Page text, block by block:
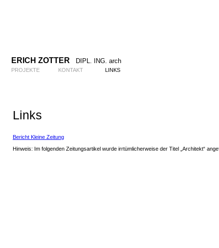
ERICH ZOTTER DIPL. ING. arch
PROJEKTE KONTAKT LINKS
Links
Bericht Kleine Zeitung
Hinweis: Im folgenden Zeitungsartikel wurde irrtümlicherweise der Titel „Architekt“